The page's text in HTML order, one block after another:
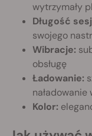
wytrzymały
Długość
swojego
Wibracje:
obsługę
Ładowanie:
Kolor: